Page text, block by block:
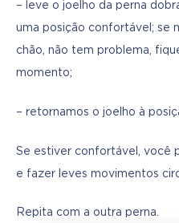
– leve o joelho da perna
uma posição confortável; se
chão, não tem problema,
momento;
– retornamos o joelho à
Se estiver confortável, você
e fazer leves movimentos
Repita com a outra perna.